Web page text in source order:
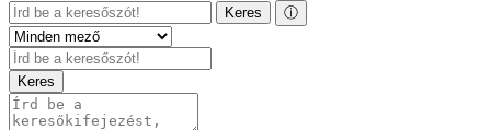
Keres ⓘ
Keres